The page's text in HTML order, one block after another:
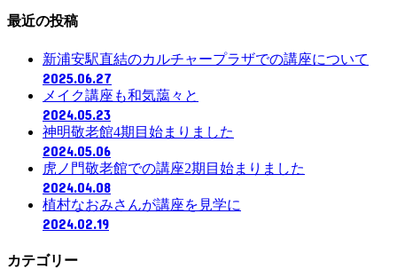
最近の投稿
新浦安駅直結のカルチャープラザでの講座について
2025.06.27
メイク講座も和気藹々と
2024.05.23
神明敬老館4期目始まりました
2024.05.06
虎ノ門敬老館での講座2期目始まりました
2024.04.08
植村なおみさんが講座を見学に
2024.02.19
カテゴリー